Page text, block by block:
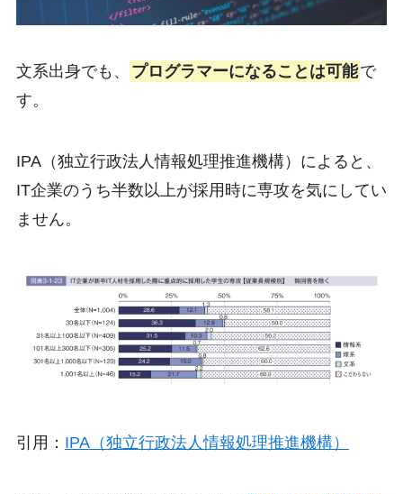
文系出身でも、 プログラマーになることは可能で
す。
IPA（独立行政法人情報処理推進機構）によると、
IT企業のうち半数以上が採用時に専攻を気にしてい
ません。
引用： IPA（独立行政法人情報処理推進機構）